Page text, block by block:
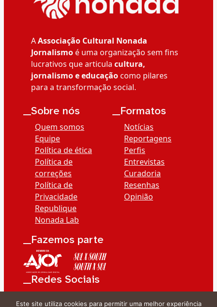
AAssociação Cultural Nonada
Jornalismoé uma organização sem fins
lucrativos que articula cultura,
jornalismo e educaçãocomo pilares
para a transformação social.
__Sobre nós
Quem somos
Equipe
Política de ética
Política de
correções
Política de
Privacidade
Republique
Nonada Lab
__Formatos
Notícias
Reportagens
Perfis
Entrevistas
Curadoria
Resenhas
Opinião
__Fazemos parte
__Redes Sociais
Este site utiliza cookies para permitir uma melhor experiência